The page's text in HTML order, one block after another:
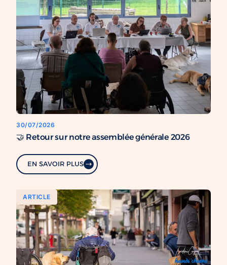
30/07/2026
🤝 Retour sur notre assemblée générale 2026
EN SAVOIR PLUS
ARTICLE